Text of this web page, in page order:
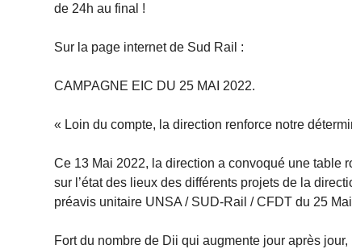
de 24h au final !
Sur la page internet de Sud Rail :
CAMPAGNE EIC DU 25 MAI 2022.
« Loin du compte, la direction renforce notre
Ce 13 Mai 2022, la direction a convoqué une table
sur l’état des lieux des différents projets de la
préavis unitaire UNSA / SUD-Rail / CFDT du 25
Fort du nombre de Dii qui augmente jour après